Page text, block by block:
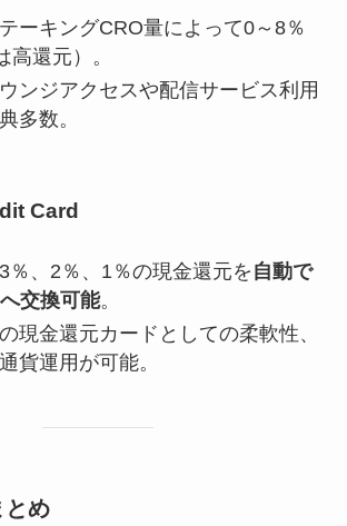
ーキングCRO量によって0～8％
高還元）。
ンジアクセスや配信サービス利用
多数。
Card
％、2％、1％の現金還元を 自動で
交換可能。
現金還元カードとしての柔軟性、
貨運用が可能。
とめ